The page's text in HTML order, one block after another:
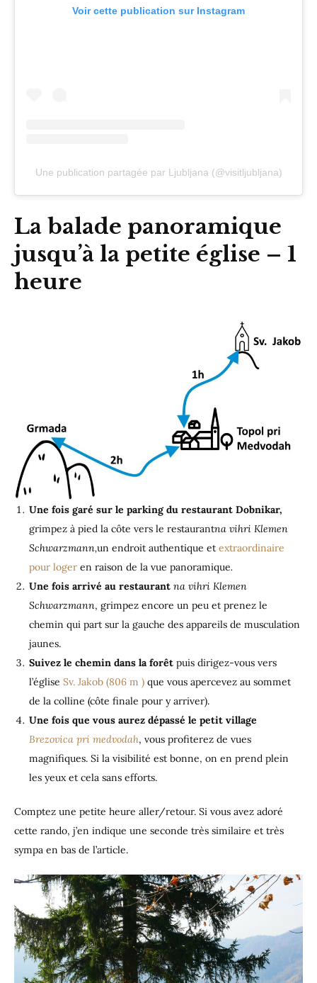
Voir cette publication sur Instagram
Une publication partagée par Ljubljana (@visitljubljana)
La balade panoramique
jusqu’à la petite église – 1
heure
Une fois garé sur le parking du restaurant Dobnikar,
grimpez à pied la côte vers le restaurantna vihri Klemen
Schwarzmann,un endroit authentique et extraordinaire
pour loger en raison de la vue panoramique.
Une fois arrivé au restaurant na vihri Klemen
Schwarzmann, grimpez encore un peu et prenez le
chemin qui part sur la gauche des appareils de musculation
jaunes.
Suivez le chemin dans la forêt puis dirigez-vous vers
l’église Sv. Jakob (806 m ) que vous apercevez au sommet
de la colline (côte finale pour y arriver).
Une fois que vous aurez dépassé le petit village
Brezovica pri medvodah, vous profiterez de vues
magnifiques. Si la visibilité est bonne, on en prend plein
les yeux et cela sans efforts.
Comptez une petite heure aller/retour. Si vous avez adoré
cette rando, j’en indique une seconde très similaire et très
sympa en bas de l’article.